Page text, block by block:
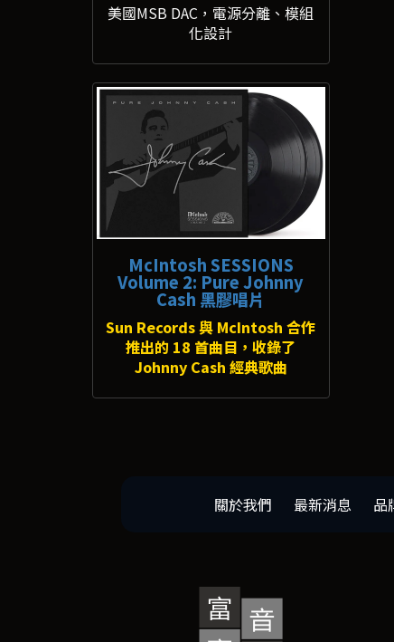
美國MSB DAC，電源分離、模組
化設計
McIntosh SESSIONS
Volume 2: Pure Johnny
Cash 黑膠唱片
Sun Records 與 McIntosh 合作
推出的 18 首曲目，收錄了
Johnny Cash 經典歌曲
關於我們 最新消息 品